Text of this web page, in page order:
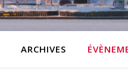
ARCHIVES